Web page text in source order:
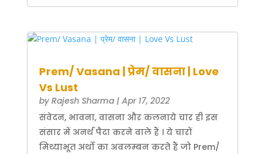
Prem/ Vasana | प्रेम/ वासना | Love
Vs Lust
byRajesh Sharma| Apr 17, 2022
संवेदन, भावना, वासना और कलनाये चार ही इस
संसार में अनर्थ पैदा करने वाले हैं । ये चारों
मिथ्याभूत अर्थो का अवलम्बन करते हैं जो Prem/